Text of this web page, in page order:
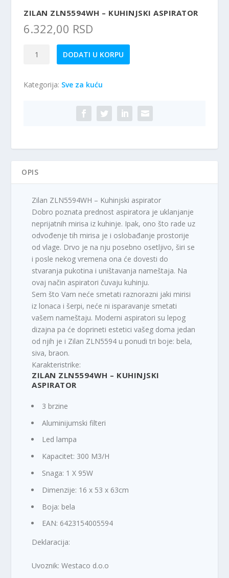
ZILAN ZLN5594WH – KUHINJSKI ASPIRATOR
6.322,00 RSD
Zilan
ZLN5594WH
Kuhinjski
DODATI U KORPU
Kategorija: Sve za kuću
OPIS
Zilan ZLN5594WH – Kuhinjski aspirator
Dobro poznata prednost aspiratora je uklanjanje
neprijatnih mirisa iz kuhinje. Ipak, ono što rade uz
odvođenje tih mirisa je i oslobađanje prostorije
od vlage. Drvo je na nju posebno osetljivo, širi se
i posle nekog vremena ona će dovesti do
stvaranja pukotina i uništavanja nameštaja. Na
ovaj način aspiratori čuvaju kuhinju.
Sem što Vam neće smetati raznorazni jaki mirisi
iz lonaca i šerpi, neće ni isparavanje smetati
vašem nameštaju. Moderni aspiratori su lepog
dizajna pa će doprineti estetici vašeg doma jedan
od njih je i Zilan ZLN5594 u ponudi tri boje: bela,
siva, braon.
Karakteristrike:
ZILAN ZLN5594WH – KUHINJSKI
ASPIRATOR
3 brzine
Aluminijumski filteri
Led lampa
Kapacitet: 300 M3/H
Snaga: 1 X 95W
Dimenzije: 16 x 53 x 63cm
Boja: bela
EAN: 6423154005594
Deklaracija:
Uvoznik: Westaco d.o.o